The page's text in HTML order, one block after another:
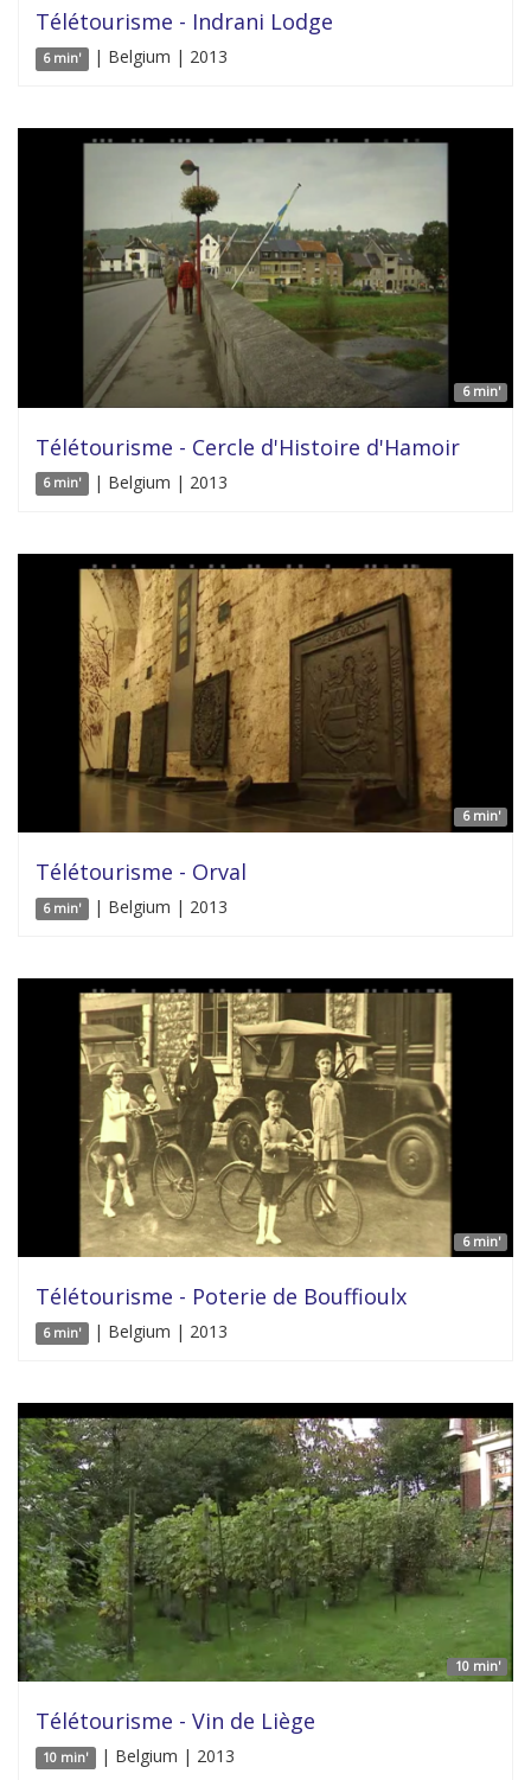
Télétourisme - Indrani Lodge
6 min' | Belgium | 2013
6 min'
Télétourisme - Cercle d'Histoire d'Hamoir
6 min' | Belgium | 2013
6 min'
Télétourisme - Orval
6 min' | Belgium | 2013
6 min'
Télétourisme - Poterie de Bouffioulx
6 min' | Belgium | 2013
10 min'
Télétourisme - Vin de Liège
10 min' | Belgium | 2013